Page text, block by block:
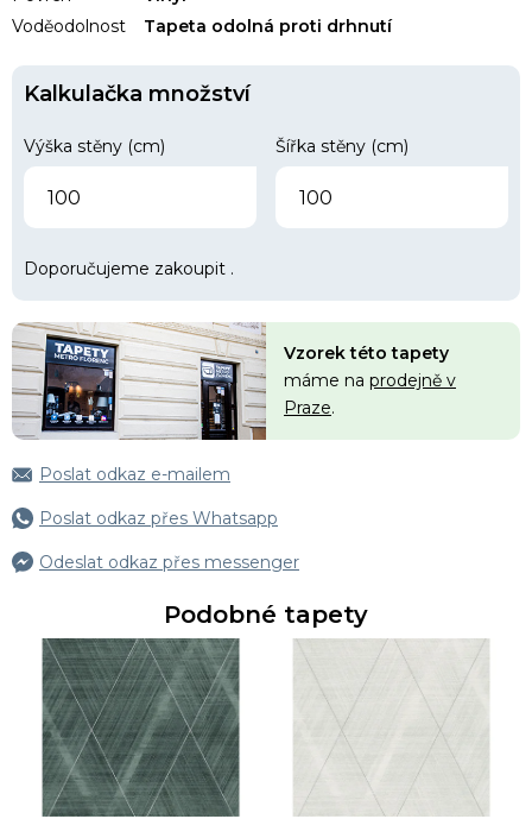
Voděodolnost
Tapeta odolná proti drhnutí
Kalkulačka množství
Výška stěny (cm) Šířka stěny (cm)
Doporučujeme zakoupit .
Vzorek této tapety
máme na prodejně v
Praze.
Poslat odkaz e-mailem
Poslat odkaz přes Whatsapp
Odeslat odkaz přes messenger
Podobné tapety